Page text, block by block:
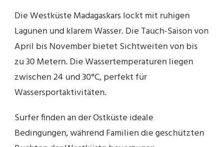
Die Westküste Madagaskars lockt mit ruhigen
Lagunen und klarem Wasser. Die Tauch-Saison von
April bis November bietet Sichtweiten von bis
zu 30 Metern. Die Wassertemperaturen liegen
zwischen 24 und 30°C, perfekt für
Wassersportaktivitäten.
Surfer finden an der Ostküste ideale
Bedingungen, während Familien die geschützten